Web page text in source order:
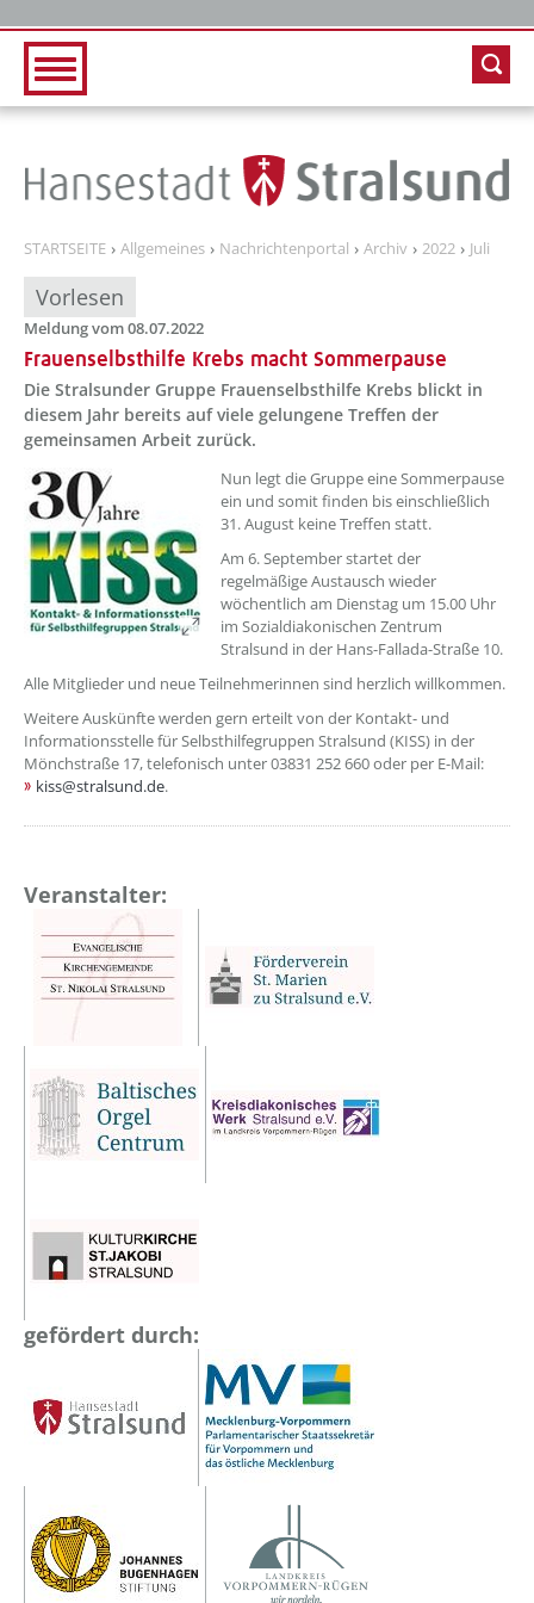
STARTSEITE Allgemeines Nachrichtenportal Archiv 2022 Juli
Vorlesen
Meldung vom 08.07.2022
Frauenselbsthilfe Krebs macht Sommerpause
Die Stralsunder Gruppe Frauenselbsthilfe Krebs blickt in
diesem Jahr bereits auf viele gelungene Treffen der
gemeinsamen Arbeit zurück.
??? absaetzeOben[1]/titel ???
Nun legt die Gruppe eine Sommerpause
ein und somit finden bis einschließlich
31. August keine Treffen statt.
Am 6. September startet der
regelmäßige Austausch wieder
wöchentlich am Dienstag um 15.00 Uhr
im Sozialdiakonischen Zentrum
Stralsund in der Hans-Fallada-Straße 10.
Alle Mitglieder und neue Teilnehmerinnen sind herzlich willkommen.
Weitere Auskünfte werden gern erteilt von der Kontakt- und
Informationsstelle für Selbsthilfegruppen Stralsund (KISS) in der
Mönchstraße 17, telefonisch unter 03831 252 660 oder per E-Mail:
kiss@stralsund.de.
Veranstalter:
gefördert durch: